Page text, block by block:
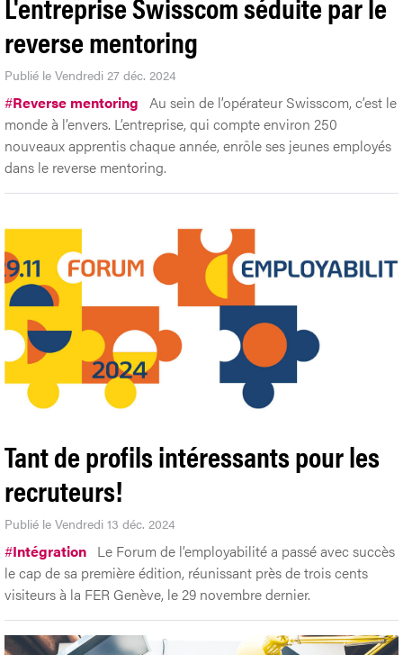
reverse mentoring
Publié le Vendredi 27 déc. 2024
#Reverse mentoring Au sein de l’opérateur Swisscom, c’est le
monde à l’envers. L’entreprise, qui compte environ 250
nouveaux apprentis chaque année, enrôle ses jeunes employés
dans le reverse mentoring.
Tant de profils intéressants pour les
recruteurs!
Publié le Vendredi 13 déc. 2024
#Intégration Le Forum de l’employabilité a passé avec succès
le cap de sa première édition, réunissant près de trois cents
visiteurs à la FER Genève, le 29 novembre dernier.